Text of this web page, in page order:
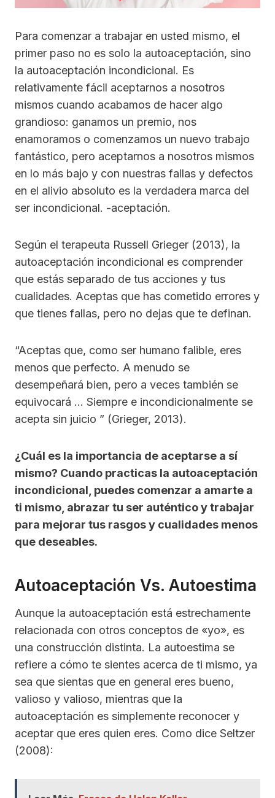
Para comenzar a trabajar en usted mismo, el
primer paso no es solo la autoaceptación, sino
la autoaceptación incondicional. Es
relativamente fácil aceptarnos a nosotros
mismos cuando acabamos de hacer algo
grandioso: ganamos un premio, nos
enamoramos o comenzamos un nuevo trabajo
fantástico, pero aceptarnos a nosotros mismos
en lo más bajo y con nuestras fallas y defectos
en el alivio absoluto es la verdadera marca del
ser incondicional. -aceptación.
Según el terapeuta Russell Grieger (2013), la
autoaceptación incondicional es comprender
que estás separado de tus acciones y tus
cualidades. Aceptas que has cometido errores y
que tienes fallas, pero no dejas que te definan.
“Aceptas que, como ser humano falible, eres
menos que perfecto. A menudo se
desempeñará bien, pero a veces también se
equivocará … Siempre e incondicionalmente se
acepta sin juicio ” (Grieger, 2013).
¿Cuál es la importancia de aceptarse a sí
mismo? Cuando practicas la autoaceptación
incondicional, puedes comenzar a amarte a
ti mismo, abrazar tu ser auténtico y trabajar
para mejorar tus rasgos y cualidades menos
que deseables.
Autoaceptación Vs. Autoestima
Aunque la autoaceptación está estrechamente
relacionada con otros conceptos de «yo», es
una construcción distinta. La autoestima se
refiere a cómo te sientes acerca de ti mismo, ya
sea que sientas que en general eres bueno,
valioso y valioso, mientras que la
autoaceptación es simplemente reconocer y
aceptar que eres quien eres. Como dice Seltzer
(2008):